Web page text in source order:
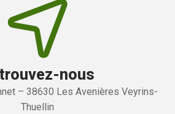
nous
– 38630 Les Avenières Veyrins-
Thuellin